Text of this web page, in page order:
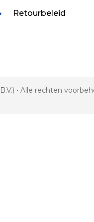
Retourbeleid
• Alle rechten